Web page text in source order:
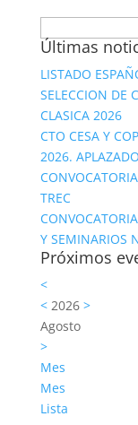
Últimas
LISTADO
SELECCION DE
CLASICA 2026
CTO CESA Y
2026. APLAZADO
TREC
Y SEMINARIOS
Próximos
<
<2026 >
Agosto
>
Mes
Mes
Lista